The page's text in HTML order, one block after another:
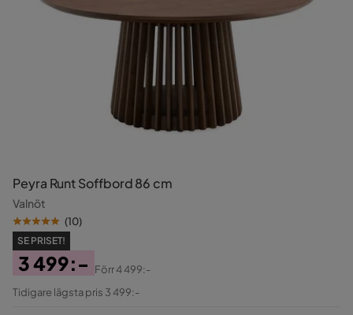
Peyra Runt Soffbord 86 cm
Valnöt
(10)
SE PRISET!
Pris
3 499:-
Original
Förr4 499:-
Tidigare lägsta pris 3 499:-